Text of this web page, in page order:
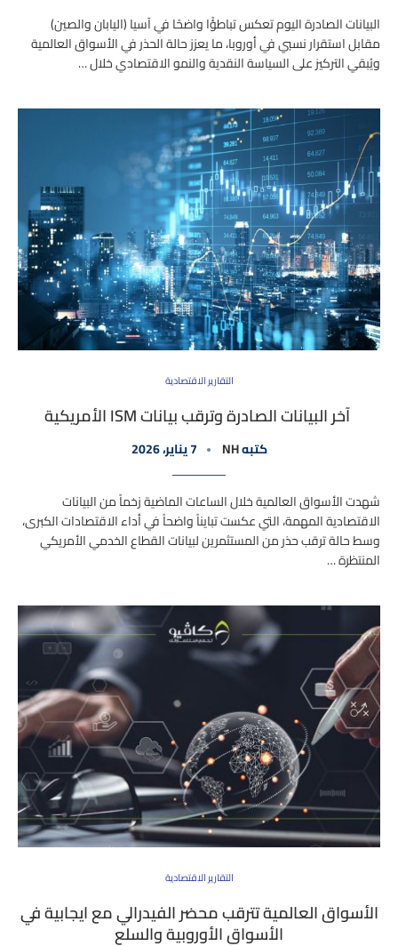
البيانات الصادرة اليوم تعكس تباطؤًا واضحًا في آسيا (اليابان والصين)
مقابل استقرار نسبي في أوروبا، ما يعزز حالة الحذر في الأسواق العالمية
ويُبقي التركيز على السياسة النقدية والنمو الاقتصادي خلال …
التقارير الاقتصادية
آخر البيانات الصادرة وترقب بيانات ISM الأمريكية
كتبهNH 7 يناير، 2026
شهدت الأسواق العالمية خلال الساعات الماضية زخماً من البيانات
الاقتصادية المهمة، التي عكست تبايناً واضحاً في أداء الاقتصادات الكبرى،
وسط حالة ترقب حذر من المستثمرين لبيانات القطاع الخدمي الأمريكي
المنتظرة …
التقارير الاقتصادية
الأسواق العالمية تترقب محضر الفيدرالي مع ايجابية في
الأسواق الأوروبية والسلع